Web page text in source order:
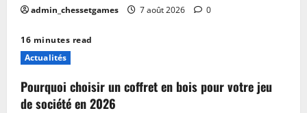
admin_chessetgames 7 août 2026 0
16 minutes read
Actualités
Pourquoi choisir un coffret en bois pour votre jeu
de société en 2026